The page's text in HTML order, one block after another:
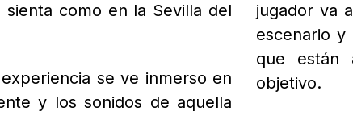
como en la Sevilla del
se ve inmerso en
y los sonidos de aquella
jugador va
escenario
que están
objetivo.